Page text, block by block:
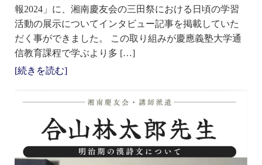
報2024」に、湘南慶友会の三田祭における日頃の学習
活動の展示についてインタビュー記事を掲載していた
だく事ができました。 この取り組みが慶應義塾大学通
信教育課程で学ぶより多 […]
[続きを読む]